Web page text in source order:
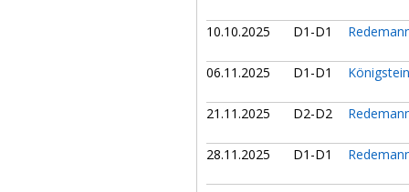
10.10.2025 D1-D1
06.11.2025 D1-D1
21.11.2025 D2-D2
28.11.2025 D1-D1